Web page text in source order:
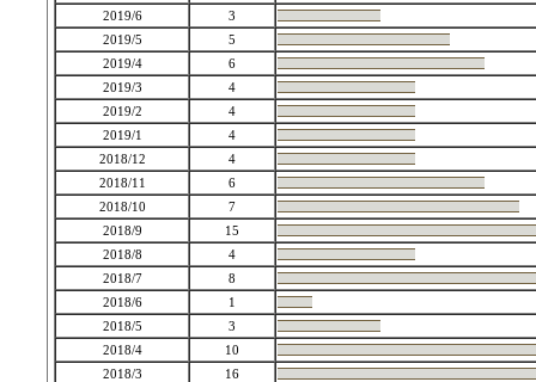
2019/6
3
2019/5
5
2019/4
6
2019/3
4
2019/2
4
2019/1
4
2018/12
4
2018/11
6
2018/10
7
2018/9
15
2018/8
4
2018/7
8
2018/6
1
2018/5
3
2018/4
10
2018/3
16